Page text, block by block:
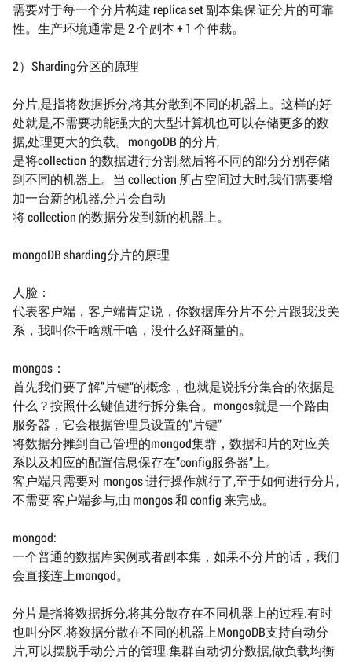
需要对于每一个分片构建 replica set 副本集保 证分片的可靠
性。生产环境通常是 2 个副本 + 1 个仲裁。
2）Sharding分区的原理
分片,是指将数据拆分,将其分散到不同的机器上。这样的好
处就是,不需要功能强大的大型计算机也可以存储更多的数
据,处理更大的负载。mongoDB 的分片,
是将collection 的数据进行分割,然后将不同的部分分别存储
到不同的机器上。当 collection 所占空间过大时,我们需要增
加一台新的机器,分片会自动
将 collection 的数据分发到新的机器上。
mongoDB sharding分片的原理
人脸：
代表客户端，客户端肯定说，你数据库分片不分片跟我没关
系，我叫你干啥就干啥，没什么好商量的。
mongos：
首先我们要了解”片键“的概念，也就是说拆分集合的依据是
什么？按照什么键值进行拆分集合。mongos就是一个路由
服务器，它会根据管理员设置的”片键”
将数据分摊到自己管理的mongod集群，数据和片的对应关
系以及相应的配置信息保存在”config服务器”上。
客户端只需要对 mongos 进行操作就行了,至于如何进行分片,
不需要 客户端参与,由 mongos 和 config 来完成。
mongod:
一个普通的数据库实例或者副本集，如果不分片的话，我们
会直接连上mongod。
分片是指将数据拆分,将其分散存在不同机器上的过程.有时
也叫分区.将数据分散在不同的机器上MongoDB支持自动分
片,可以摆脱手动分片的管理.集群自动切分数据,做负载均衡